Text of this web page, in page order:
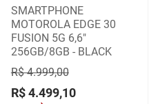
SMARTPHONE
MOTOROLA EDGE 30
FUSION 5G 6,6"
256GB/8GB - BLACK
R$ 4.999,00
R$ 4.499,10